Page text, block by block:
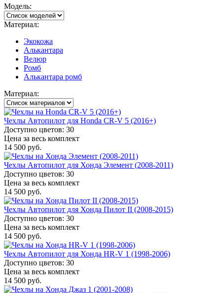
Модель:
Материал:
Экокожа
Алькантара
Велюр
Ромб
Алькантара ромб
Материал:
Чехлы Автопилот для Honda CR-V 5 (2016+)
Доступно цветов: 30
Цена за весь комплект
14 500 руб.
Чехлы Автопилот для Хонда Элемент (2008-2011)
Доступно цветов: 30
Цена за весь комплект
14 500 руб.
Чехлы Автопилот для Хонда Пилот II (2008-2015)
Доступно цветов: 30
Цена за весь комплект
14 500 руб.
Чехлы Автопилот для Хонда HR-V 1 (1998-2006)
Доступно цветов: 30
Цена за весь комплект
14 500 руб.